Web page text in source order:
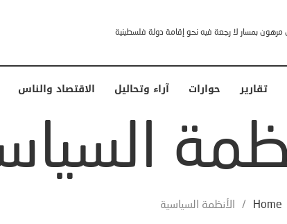
تقارير حوارات آراء وتحاليل الاقتصاد والناس
Home
/ الأنظمة السياسية